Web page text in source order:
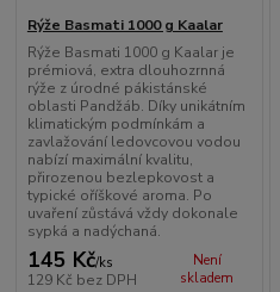
Rýže Basmati 1000 g Kaalar
Rýže Basmati 1000 g Kaalar je
prémiová, extra dlouhozrnná
rýže z úrodné pákistánské
oblasti Pandžáb. Díky unikátním
klimatickým podmínkám a
zavlažování ledovcovou vodou
nabízí maximální kvalitu,
přirozenou bezlepkovost a
typické oříškové aroma. Po
uvaření zůstává vždy dokonale
sypká a nadýchaná.
145 Kč/ks
129 Kč bez DPH
Není
skladem